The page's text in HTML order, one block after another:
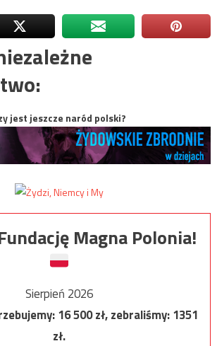
jest jeszcze naród polski?
Magna Polonia!
Sierpień 2026
16 500zł, zebraliśmy:1351
zł.